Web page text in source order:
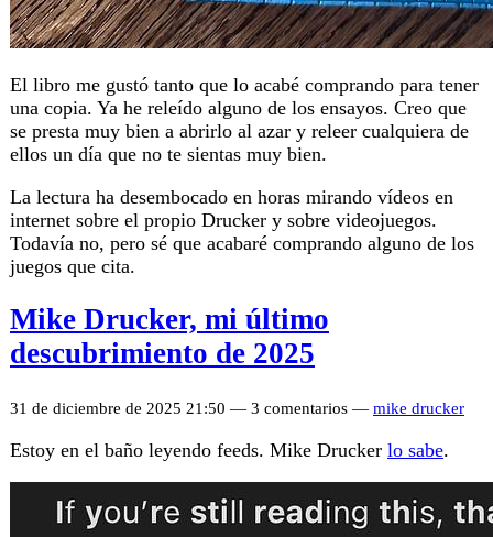
El libro me gustó tanto que lo acabé comprando para tener
una copia. Ya he releído alguno de los ensayos. Creo que
se presta muy bien a abrirlo al azar y releer cualquiera de
ellos un día que no te sientas muy bien.
La lectura ha desembocado en horas mirando vídeos en
internet sobre el propio Drucker y sobre videojuegos.
Todavía no, pero sé que acabaré comprando alguno de los
juegos que cita.
Mike Drucker, mi último
descubrimiento de 2025
31 de diciembre de 2025 21:50 — 3 comentarios — mike drucker
Estoy en el baño leyendo feeds. Mike Drucker lo sabe.